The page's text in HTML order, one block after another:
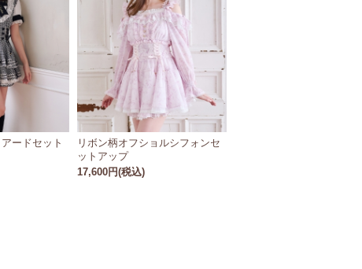
ードセット
リボン柄オフショルシフォンセ
ットアップ
17,600円(税込)